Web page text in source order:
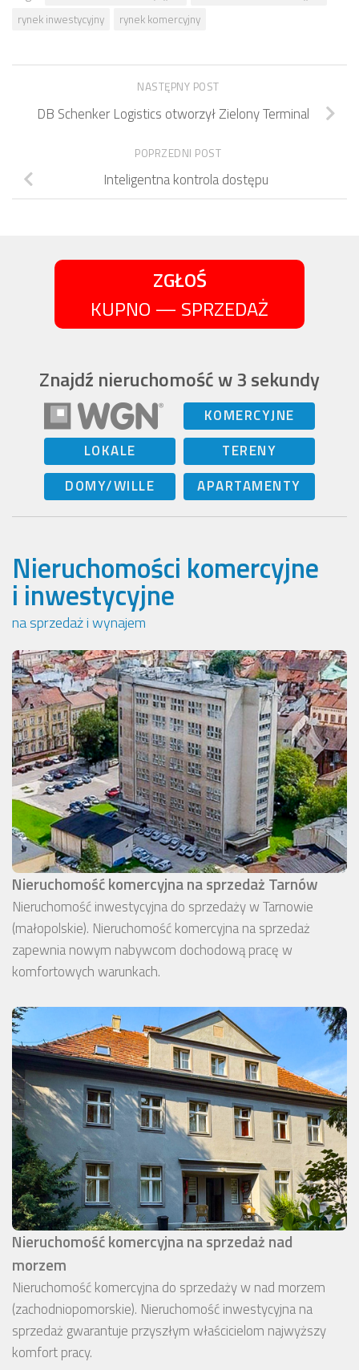
rynek inwestycyjny
rynek komercyjny
NASTĘPNY POST
DB Schenker Logistics otworzył Zielony Terminal
POPRZEDNI POST
Inteligentna kontrola dostępu
ZGŁOŚ
KUPNO — SPRZEDAŻ
Znajdź nieruchomość w 3 sekundy
KOMERCYJNE
LOKALE
TERENY
DOMY/WILLE
APARTAMENTY
Nieruchomości komercyjne
i inwestycyjne
na sprzedaż i wynajem
Nieruchomość komercyjna na sprzedaż Tarnów
Nieruchomość inwestycyjna do sprzedaży w Tarnowie
(małopolskie). Nieruchomość komercyjna na sprzedaż
zapewnia nowym nabywcom dochodową pracę w
komfortowych warunkach.
Nieruchomość komercyjna na sprzedaż nad
morzem
Nieruchomość komercyjna do sprzedaży w nad morzem
(zachodniopomorskie). Nieruchomość inwestycyjna na
sprzedaż gwarantuje przyszłym właścicielom najwyższy
komfort pracy.